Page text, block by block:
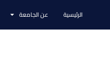
الرئيسية عن الجامعة